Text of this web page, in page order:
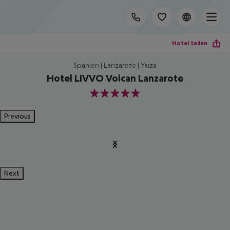
Hotel teilen
Spanien | Lanzarote | Yaiza
Hotel LIVVO Volcan Lanzarote
5
Previous
Next